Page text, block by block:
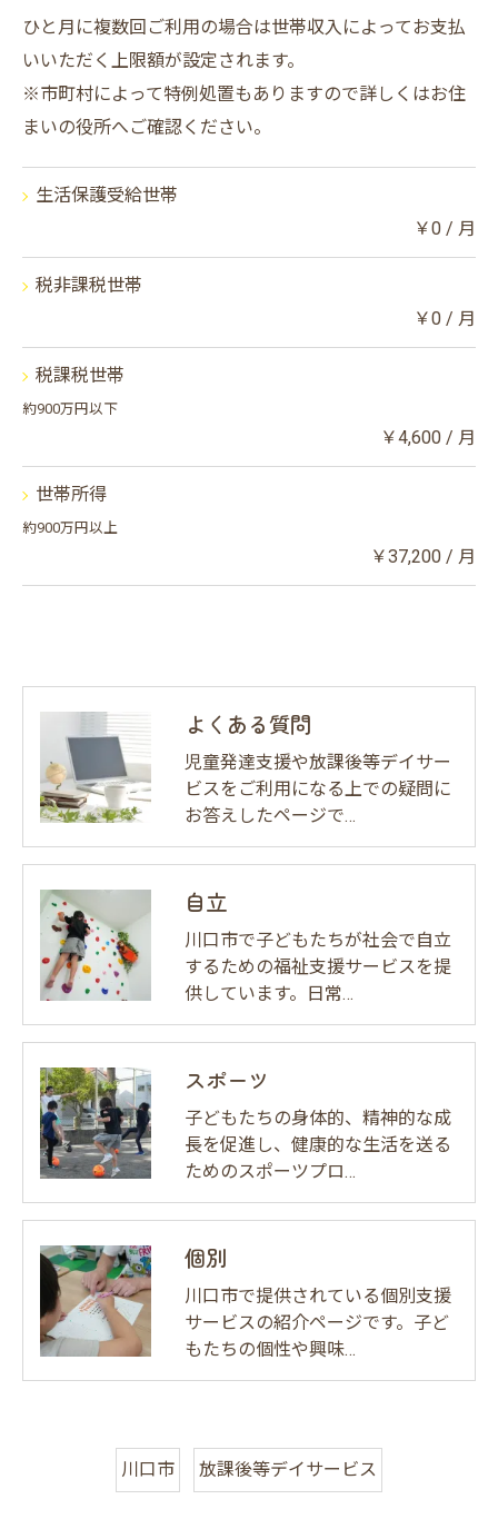
ひと月に複数回ご利用の場合は世帯収入によってお支払
いいただく上限額が設定されます。
※市町村によって特例処置もありますので詳しくはお住
まいの役所へご確認ください。
生活保護受給世帯
￥0 / 月
税非課税世帯
￥0 / 月
税課税世帯
約900万円以下
￥4,600 / 月
世帯所得
約900万円以上
￥37,200 / 月
よくある質問
児童発達支援や放課後等デイサー
ビスをご利用になる上での疑問に
お答えしたページで…
自立
川口市で子どもたちが社会で自立
するための福祉支援サービスを提
供しています。日常…
スポーツ
子どもたちの身体的、精神的な成
長を促進し、健康的な生活を送る
ためのスポーツプロ…
個別
川口市で提供されている個別支援
サービスの紹介ページです。子ど
もたちの個性や興味…
川口市 放課後等デイサービス